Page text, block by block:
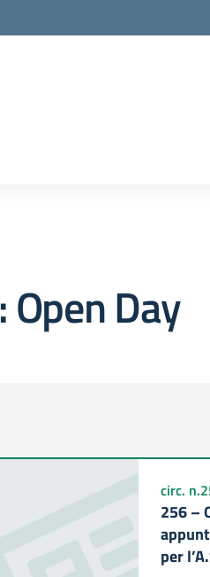
Day
circ.
256 –
per